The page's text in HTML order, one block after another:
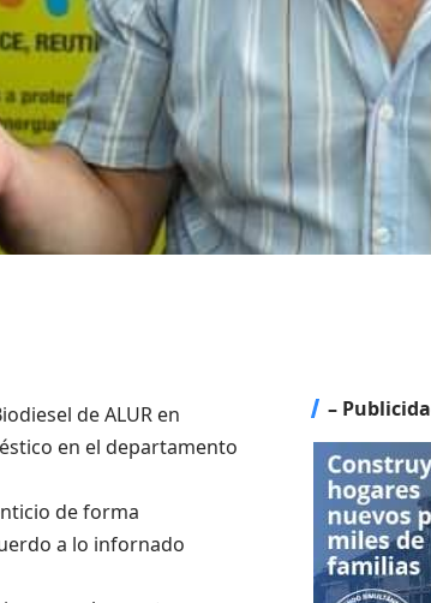
de ALUR en
en el departamento
de forma
a lo infornado
–